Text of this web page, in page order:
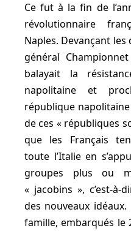
Ce fut à la fin de
révolutionnaire
Naples. Devançant
général
balayait la
napolitaine et
république
de ces « républiques
que les Français
toute l’Italie en
groupes plus ou
« jacobins », c’est-à-
des nouveaux
famille, embarqués le